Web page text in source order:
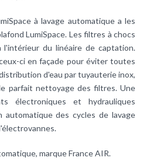
à lavage automatique a les
LumiSpace. Les filtres à chocs
du linéaire de captation.
ci en façade pour éviter toutes
d'eau par tuyauterie inox,
parfait nettoyage des filtres. Une
électroniques et hydrauliques
automatique des cycles de lavage
marque France AIR.